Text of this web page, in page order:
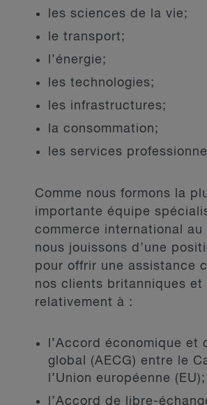
les sciences de la vie;
le transport;
l’énergie;
les technologies;
les infrastructures;
la consommation;
les services
Comme nous formons la
importante équipe
commerce international au
nous jouissons d’une
pour offrir une assistance
nos clients britanniques et
relativement à :
l’Accord économique et
global (AECG) entre le
l’Union européenne (EU);
l’Accord de libre-